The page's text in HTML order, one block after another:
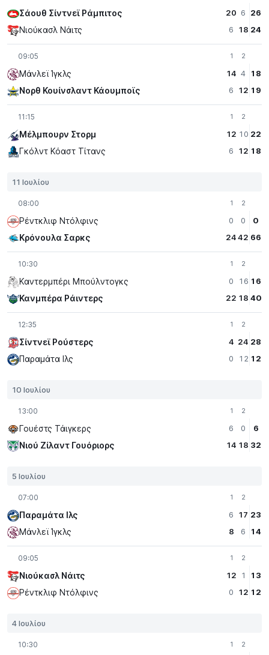
Σάουθ Σίντνεϊ Ράμπιτος
Νιούκασλ Νάιτς
20
6
6
18
26
24
09:05
Μάνλεϊ Ίγκλς
Νορθ Κουίνσλαντ Κάουμποϊς
1
14
6
2
4
12
18
19
11:15
Μέλμπουρν Στορμ
Γκόλντ Κόαστ Τίτανς
1
12
6
2
10
12
22
18
11 Ιουλίου
08:00
Ρέντκλιφ Ντόλφινς
Κρόνουλα Σαρκς
1
0
24
2
0
42
0
66
10:30
Καντερμπέρι Μπούλντογκς
Κανμπέρα Ράιντερς
1
0
22
2
16
18
16
40
12:35
Σίντνεϊ Ρούστερς
Παραμάτα Iλς
1
4
0
2
24
12
28
12
10 Ιουλίου
13:00
Γουέστς Τάιγκερς
Νιού Ζίλαντ Γουόριορς
1
6
14
2
0
18
6
32
5 Ιουλίου
07:00
Παραμάτα Iλς
Μάνλεϊ Ίγκλς
1
6
8
2
17
6
23
14
09:05
Νιούκασλ Νάιτς
Ρέντκλιφ Ντόλφινς
1
12
0
2
1
12
13
12
4 Ιουλίου
10:30 1 2